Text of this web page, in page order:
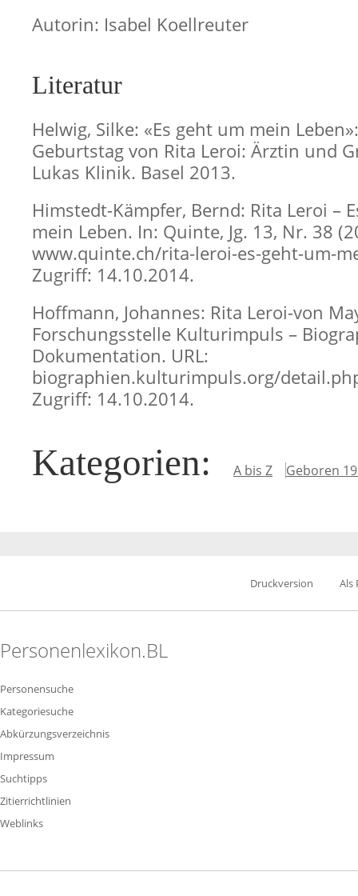
Autorin: Isabel Koellreuter
Literatur
Helwig, Silke: «Es geht um mein
Geburtstag von Rita Leroi: Ärztin und
Lukas Klinik. Basel 2013.
Himstedt-Kämpfer, Bernd: Rita Leroi –
mein Leben. In: Quinte, Jg. 13, Nr. 38
www.quinte.ch/rita-leroi-es-geht-um-
Zugriff: 14.10.2014.
Hoffmann, Johannes: Rita Leroi-von
Forschungsstelle Kulturimpuls –
Dokumentation. URL:
biographien.kulturimpuls.org/
Zugriff: 14.10.2014.
Kategorien: A bis Z Geboren
Druckversion Als
Personenlexikon.BL
Personensuche
Kategoriesuche
Abkürzungsverzeichnis
Impressum
Suchtipps
Zitierrichtlinien
Weblinks